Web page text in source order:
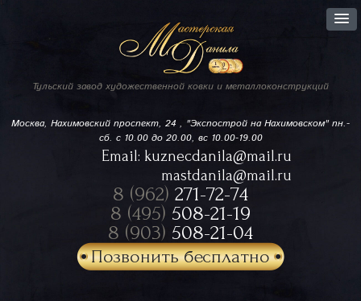
Тульский завод художественной ковки и металлоконструкций
Москва, Нахимовский проспект, 24 , "Экспострой на Нахимовском"пн.-
сб. с 10.00 до 20.00, вс 10.00-19.00
Email: kuznecdanila@mail.ru
mastdanila@mail.ru
8 (962) 271-72-74
8 (495) 508-21-19
8 (903) 508-21-04
Позвонить бесплатно